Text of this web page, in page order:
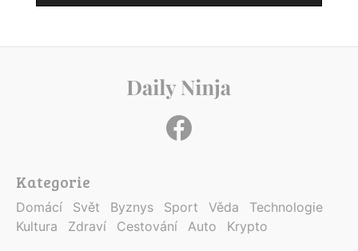
Kategorie
Domácí Svět Byznys Sport Věda
Technologie
Kultura
Zdraví Cestování Auto Krypto